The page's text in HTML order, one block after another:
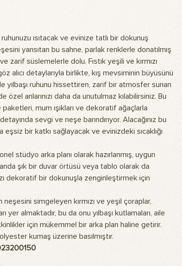
ısıtacak ve evinize tatlı bir dokunuş
yansıtan bu sahne, parlak renklerle donatılmış
zarif süslemelerle dolu. Fıstık yeşili ve kırmızı
alıcı detaylarıyla birlikte, kış mevsiminin büyüsünü
yılbaşı ruhunu hissettiren, zarif bir atmosfer sunan
özel anlarınızı daha da unutulmaz kılabilirsiniz. Bu
mum ışıkları ve dekoratif ağaçlarla
sevgi ve neşe barındırıyor. Alacağınız bu
eşsiz bir katkı sağlayacak ve evinizdeki sıcaklığı
stüdyo arka planı olarak hazırlanmış, uygun
şık bir duvar örtüsü veya tablo olarak da
dekoratif bir dokunuşla zenginleştirmek için
simgeleyen kırmızı ve yeşil çoraplar,
yer almaktadır, bu da onu yılbaşı kutlamaları, aile
için mükemmel bir arka plan haline getirir.
kumaş üzerine basılmıştır.